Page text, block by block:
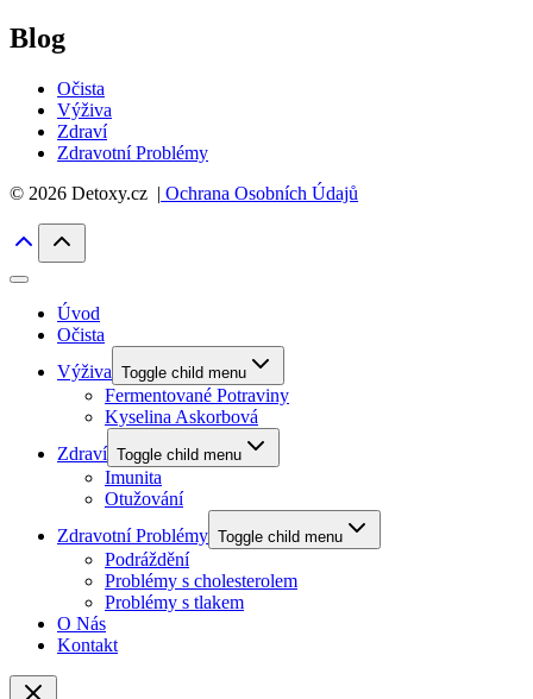
Blog
Očista
Výživa
Zdraví
Zdravotní Problémy
© 2026 Detoxy.cz | Ochrana Osobních Údajů
Úvod
Očista
Výživa Toggle child menu
Fermentované Potraviny
Kyselina Askorbová
Zdraví Toggle child menu
Imunita
Otužování
Zdravotní Problémy Toggle child menu
Podráždění
Problémy s cholesterolem
Problémy s tlakem
O Nás
Kontakt